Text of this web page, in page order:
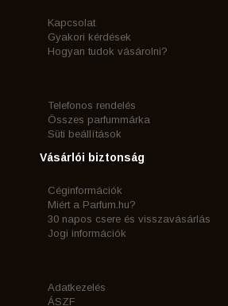
Kapcsolat
Gyakori kérdések
Hogyan tudok vásárolni?
Telefonos rendelés
Összes parfummárka
Süti beállítások
Vásárlói biztonság
Céginformációk
Miért a Parfum.hu?
30 napos csere és visszavásárlás
Jogi információk
Adatkezelés
ÁSZF